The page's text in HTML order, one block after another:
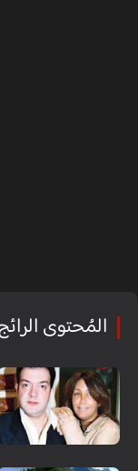
المُحتوى الرائج